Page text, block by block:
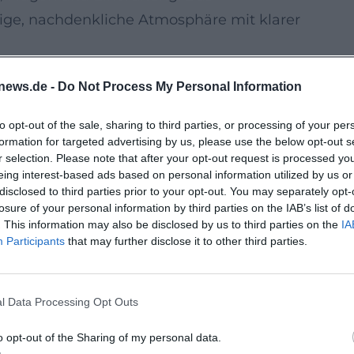
- Do Not Process My Personal Information
opt-out of the sale, sharing to third parties, or processing of your
for targeted advertising by us, please use the below opt-out
selection. Please note that after your opt-out request is processed
interest-based ads based on personal information utilized by us
to third parties prior to your opt-out. You may separately
of your personal information by third parties on the IAB’s list of
This information may also be disclosed by us to third parties on the
Participants that may further disclose it to other third parties.
Data Processing Opt Outs
opt-out of the Sharing of my personal data.
nachdenkliche Atmosphäre mit klarer
Bildungsstätte plus Mehrgenerationenhaus im
29. Die Einrichtung ist als anerkannte
und Familienbildung verankert
Genau dieses Umfeld macht den Abend
Lebensnähe, und aus einem Vortrag wird
ist
des Alltags – von Suchsystemen über
Der Abend bietet die Chance,
sondern im Kontext von
Für Besucherinnen und Besucher